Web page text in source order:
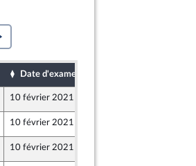
Date d'examen
10 février 2021
10 février 2021
10 février 2021